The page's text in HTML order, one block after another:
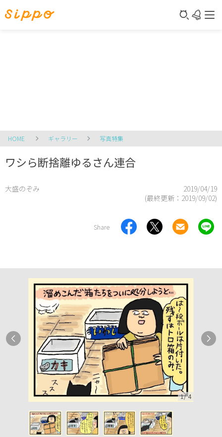
HOME ギャラリー 写真特集
ワシら断捨離ゆるさん連合
大盛のぞみ
2019/04/19
(最終更新： 2019/09/02)
Share
1/4